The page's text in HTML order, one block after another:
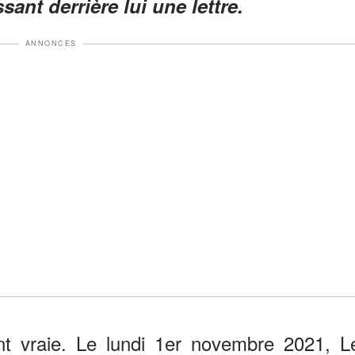
derrière lui une lettre.
ANNONCES
vraie. Le lundi 1er novembre 2021,